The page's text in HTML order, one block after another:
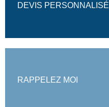
DEVIS PERSONNALISÉ
RAPPELEZ MOI